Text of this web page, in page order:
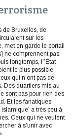
de Bruxelles, de
sur les
met en garde le portail
ne comprennent pas,
longtemps, l’’Etat
le plus possible
qui n’ont pas de
Des quartiers mis au
sont pas pour rien des
Et les fanatiques
a très peu à
Ceux qui ne veulent
à s’unir avec